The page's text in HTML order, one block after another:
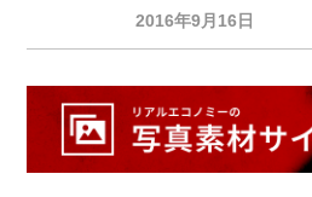
23万円
2016年9月16日